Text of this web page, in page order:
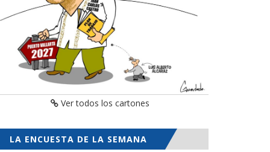
Ver todos los cartones
LA ENCUESTA DE LA SEMANA